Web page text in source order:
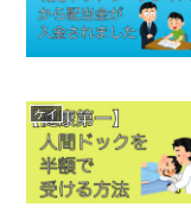
ケイ